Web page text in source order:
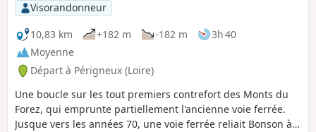
Visorandonneur
10,83 km
+182 m -182 m
3h 40
Moyenne
Départ à Périgneux (Loire)
Une boucle sur les tout premiers contrefort des Monts du
Forez, qui emprunte partiellement l'ancienne voie ferrée.
Jusque vers les années 70, une voie ferrée reliait Bonson à